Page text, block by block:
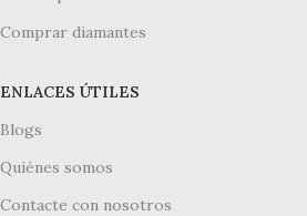
Comprar diamantes
ENLACES ÚTILES
Blogs
Quiénes somos
Contacte con nosotros